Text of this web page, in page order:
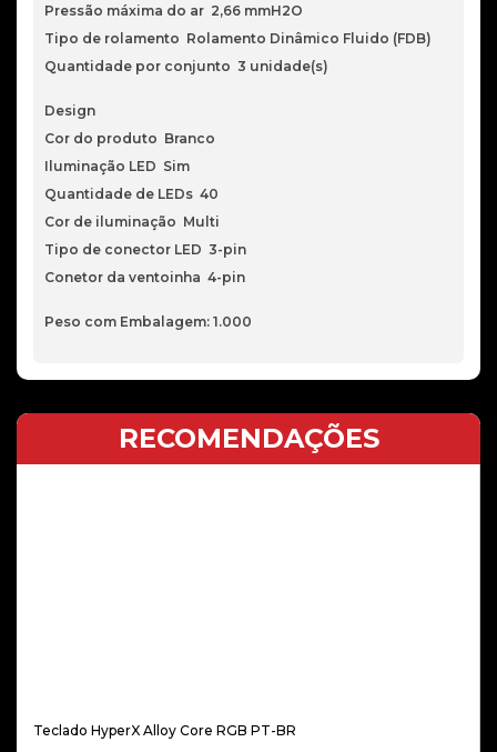
Pressão máxima do ar 2,66 mmH2O
Tipo de rolamento Rolamento Dinâmico Fluido (FDB)
Quantidade por conjunto 3 unidade(s)
Design
Cor do produto Branco
Iluminação LED Sim
Quantidade de LEDs 40
Cor de iluminação Multi
Tipo de conector LED 3-pin
Conetor da ventoinha 4-pin
Peso com Embalagem: 1.000
RECOMENDAÇÕES
Teclado HyperX Alloy Core RGB PT-BR